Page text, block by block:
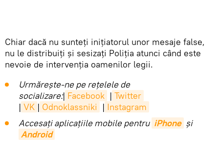
Chiar dacă nu sunteți inițiatorul unor mesaje false,
nu le distribuiți și sesizați Poliția atunci când este
nevoie de intervenția oamenilor legii.
Urmărește-ne pe rețelele de
socializare:| Facebook | Twitter
| VK | Odnoklassniki | Instagram
Accesaţi aplicaţiile mobile pentru iPhone și
Android